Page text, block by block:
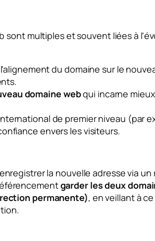
sont multiples et souvent liées à
du domaine sur le
domaine webqui incarne
de premier niveau (par
envers les visiteurs.
la nouvelle adresse via
garder les deux
permanente), en veillant à